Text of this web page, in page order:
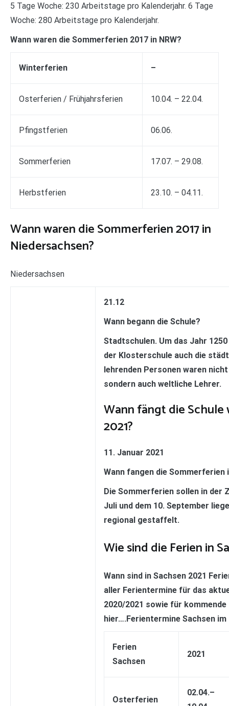
5 Tage Woche: 230 Arbeitstage pro Kalenderjahr. 6 Tage
Woche: 280 Arbeitstage pro Kalenderjahr.
Wann waren die Sommerferien 2017 in NRW?
Winterferien –
Osterferien / Frühjahrsferien 10.04. – 22.04.
Pfingstferien 06.06.
Sommerferien 17.07. – 29.08.
Herbstferien 23.10. – 04.11.
Wann waren die Sommerferien 2017 in
Niedersachsen?
Niedersachsen
21.12
Wann begann die Schule?
Stadtschulen. Um das Jahr
der Klosterschule auch die
lehrenden Personen waren
sondern auch weltliche Lehrer.
Wann fängt die Schule
2021?
11. Januar 2021
Wann fangen die Sommerferien
Die Sommerferien sollen in der
Juli und dem 10. September
regional gestaffelt.
Wie sind die Ferien in
Wann sind in Sachsen 2021
aller Ferientermine für das
2020/2021 sowie für kommende
hier….Ferientermine Sachsen im
Ferien
Sachsen
2021
Osterferien
02.04.–